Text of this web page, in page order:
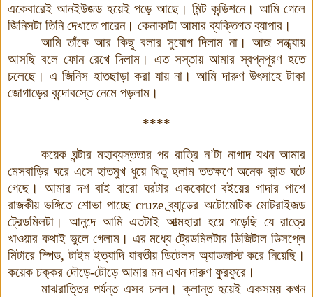
একেবারেই আনইউজড হয়েই পড়ে আছে। মিন্ট কন্ডিশনে। আমি গেলে
জিনিসটা তিনি দেখাতে পারেন। কেনাকাটা আমার ব্যক্তিগত ব্যাপার ।
আমি তাঁকে আর কিছু বলার সুযোগ দিলাম না। আজ সন্ধ্যায়
আসছি বলে ফোন রেখে দিলাম । এত সস্তায় আমার স্বপ্নপূরণ হতে
চলেছে । এ জিনিস হাতছাড়া করা যায় না । আমি দারুণ উৎসাহে টাকা
জোগাড়ের বন্দোবস্তে নেমে পড়লাম ।
****
কয়েক ঘন্টার মহাব্যস্ততার পর রাত্রি ন’টা নাগাদ যখন আমার
মেসবাড়ির ঘরে এসে হাতমুখ ধুয়ে থিতু হলাম ততক্ষণে অনেক কান্ড ঘটে
গেছে ।
আমার দশ বাই বারো ঘরটার এককোণে বইয়ের গাদার পাশে
রাজকীয় ভঙ্গিতে শোভা পাচ্ছেcruzeব্র্যান্ডের অটোমেটিক মোটরাইজড
ট্রেডমিলটা ।
আনন্দে আমি এতটাই আত্মহারা হয়ে পড়েছি যে রাত্রে
খাওয়ার কথাই ভুলে গেলাম। এর মধ্যে ট্রেডমিলটার ডিজিটাল ডিসপ্লে
মিটারে স্পিড,টাইম ইত্যাদি যাবতীয় ডিটেলস অ্যাডজাস্ট করে নিয়েছি ।
কয়েক চক্কর দৌড়ে-টৌড়ে আমার মন এখন দারুণ ফুরফুরে ।
মাঝরাত্তির পর্যন্ত এসব চলল । ক্লান্ত হয়েই একসময় কখন